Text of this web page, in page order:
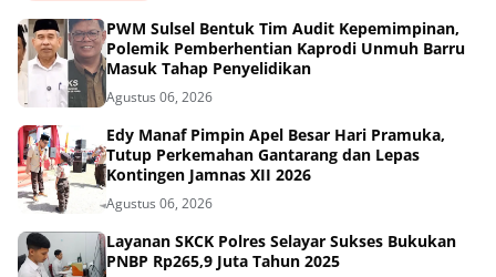
PWM Sulsel Bentuk Tim Audit Kepemimpinan,
Polemik Pemberhentian Kaprodi Unmuh Barru
Masuk Tahap Penyelidikan
Agustus 06, 2026
Edy Manaf Pimpin Apel Besar Hari Pramuka,
Tutup Perkemahan Gantarang dan Lepas
Kontingen Jamnas XII 2026
Agustus 06, 2026
Layanan SKCK Polres Selayar Sukses Bukukan
PNBP Rp265,9 Juta Tahun 2025